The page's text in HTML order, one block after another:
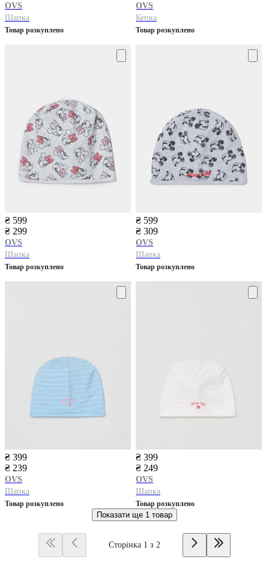
OVS
Шапка
Товар розкуплено
OVS
Кепка
Товар розкуплено
₴ 599
₴ 299
OVS
Шапка
Товар розкуплено
₴ 599
₴ 309
OVS
Шапка
Товар розкуплено
₴ 399
₴ 239
OVS
Шапка
Товар розкуплено
₴ 399
₴ 249
OVS
Шапка
Товар розкуплено
Показати ще 1 товар
Сторінка 1 з 2